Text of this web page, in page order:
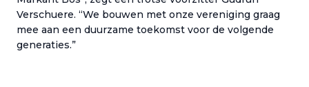
Verschuere. “We bouwen met onze vereniging graag
mee aan een duurzame toekomst voor de volgende
generaties.”